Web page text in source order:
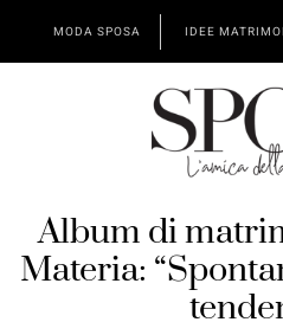
MODA SPOSA IDEE
Album di
Materia: